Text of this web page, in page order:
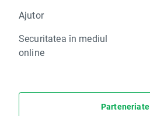
Ajutor
Securitatea în mediul
online
Parteneriate